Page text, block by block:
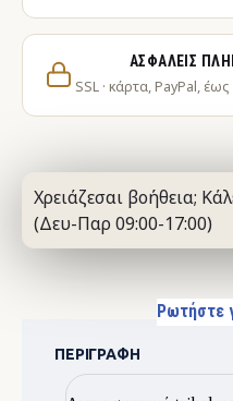
ΑΣΦΑΛΕΊΣ
SSL · κάρτα, PayPal,
Χρειάζεσαι βοήθεια;
(Δευ-Παρ 09:00-17:00)
Ρωτήστε
ΠΕΡΙΓΡΑΦΉ